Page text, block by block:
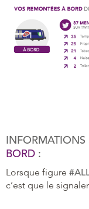
INFORMATIONS
BORD :
Lorsque figure
c’est que le